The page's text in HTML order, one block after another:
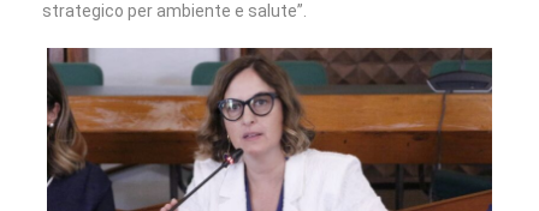
strategico per ambiente e salute”.